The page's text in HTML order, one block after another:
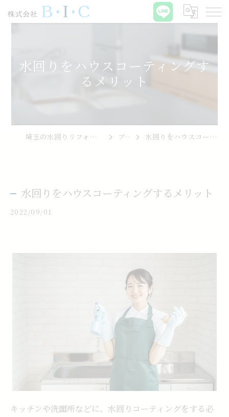
水回りをハウスコーティングす
るメリット
埼玉の水回りリフォームなら株式会社B･I･C ブログ 水回りをハウスコーティングするメリット
水回りをハウスコーティングするメリット
2022/09/01
キッチンや洗面所などに、水回りコーティングをする必